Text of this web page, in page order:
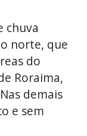
chuva
norte, que
do
Roraima,
demais
e sem